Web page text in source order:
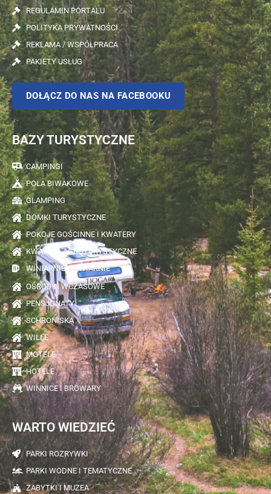
REGULAMIN PORTALU
POLITYKA PRYWATNOŚCI
REKLAMA / WSPÓŁPRACA
PAKIETY USŁUG
DOŁĄCZ DO NAS NA FACEBOOKU
BAZY TURYSTYCZNE
CAMPINGI
POLA BIWAKOWE
GLAMPING
DOMKI TURYSTYCZNE
POKOJE GOŚCINNE I KWATERY
KWATERY AGROTURYSTYCZNE
WINIARNIE I PIWIARNIE
OŚRODKI WCZASOWE
PENSJONATY
SCHRONISKA
WILLE
MOTELE
HOTELE
WINNICE I BROWARY
WARTO WIEDZIEĆ
PARKI ROZRYWKI
PARKI WODNE I TEMATYCZNE
ZABYTKI I MUZEA